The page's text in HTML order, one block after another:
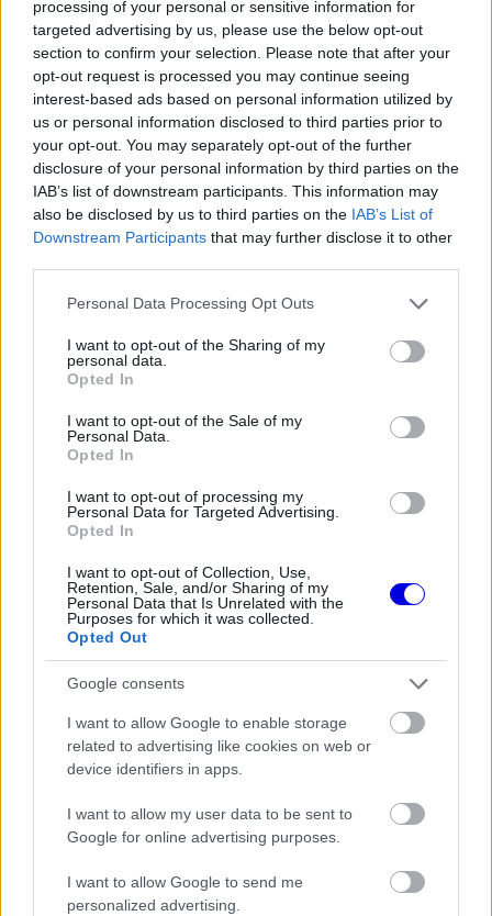
processing of your personal or sensitive information for
targeted advertising by us, please use the below opt-out
section to confirm your selection. Please note that after your
opt-out request is processed you may continue seeing
interest-based ads based on personal information utilized by
us or personal information disclosed to third parties prior to
your opt-out. You may separately opt-out of the further
disclosure of your personal information by third parties on the
IAB’s list of downstream participants. This information may
also be disclosed by us to third parties on the IAB’s List of
Downstream Participants that may further disclose it to other
Please note that this website/app uses one or more Google
not limited to your visit or usage behaviour. You may click to
grant or deny consent to Google and its third-party tags to
use your data for below specified purposes in below Google
consent section.
Personal Data Processing Opt Outs
I want to opt-out of the Sharing of my
personal data.
Opted In
I want to opt-out of the Sale of my
Personal Data.
Opted In
I want to opt-out of processing my
Personal Data for Targeted Advertising.
Opted In
I want to opt-out of Collection, Use,
Retention, Sale, and/or Sharing of my
Personal Data that Is Unrelated with the
Purposes for which it was collected.
Opted Out
Google consents
I want to allow Google to enable storage
related to advertising like cookies on web or
device identifiers in apps.
I want to allow my user data to be sent to
Google for online advertising purposes.
I want to allow Google to send me
personalized advertising.
Gasly előtt, és kevesebb hiba, mint korábban –
mindez azt üzeni, jó irányba halad.
EZEKET IS AJÁNLJUK
FORMA-1
Schumacher különleges jogai miatt
nem maradhatott a korábbi
Ferrari-pilótapáros
Adrian Newey megtörte a csendet
Radikális megoldással előzte meg a
riválisokat az Aston Martin